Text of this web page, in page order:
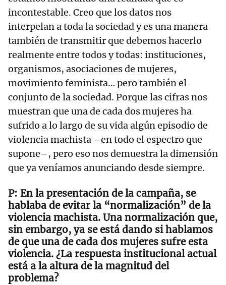
incontestable. Creo que los datos nos
interpelan a toda la sociedad y es una manera
también de transmitir que debemos hacerlo
realmente entre todos y todas: instituciones,
organismos, asociaciones de mujeres,
movimiento feminista… pero también el
conjunto de la sociedad. Porque las cifras nos
muestran que una de cada dos mujeres ha
sufrido a lo largo de su vida algún episodio de
violencia machista –en todo el espectro que
supone–, pero eso nos demuestra la dimensión
que ya veníamos anunciando desde siempre.
En la presentación de la campaña, se
hablaba de evitar la “normalización” de la
violencia machista. Una normalización que,
sin embargo, ya se está dando si hablamos
de que una de cada dos mujeres sufre esta
violencia. ¿La respuesta institucional actual
está a la altura de la magnitud del
problema?